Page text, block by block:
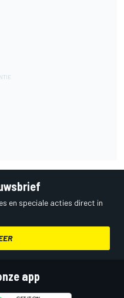
en speciale acties direct in
app